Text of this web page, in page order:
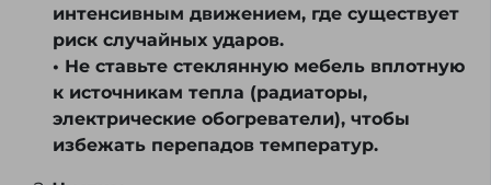
интенсивным движением, где существует
риск случайных ударов.
• Не ставьте стеклянную мебель вплотную
к источникам тепла (радиаторы,
электрические обогреватели), чтобы
избежать перепадов температур.